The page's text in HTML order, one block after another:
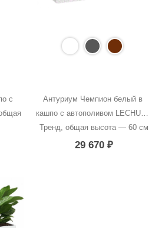
с
Антуриум Чемпион белый в
кашпо с автополивом LECHUZA
Тренд, общая высота — 60 см
29 670 ₽